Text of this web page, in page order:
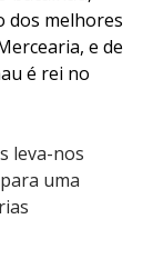
dos melhores
e de
é rei no
leva-nos
para uma